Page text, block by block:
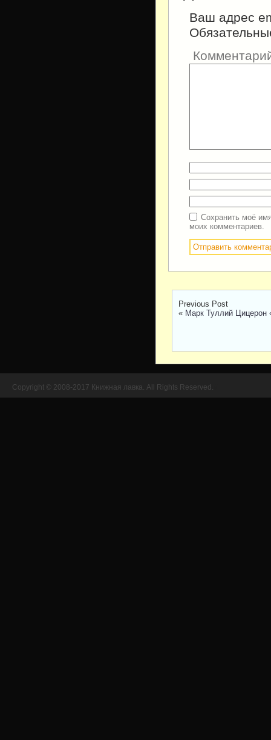
Ваш адрес
Сохранить моё
моих комментариев.
Previous Post
« Марк Туллий Цицерон
Copyright © 2008-2017 Книжная лавка. All Rights Reserved.